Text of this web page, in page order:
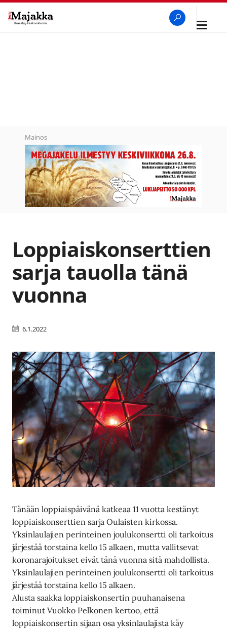
Avaa
Mainos
Loppiaiskonserttien
sarja tauolla tänä
vuonna
6.1.2022
Tänään loppiaispäivänä katkeaa 11 vuotta kestänyt
loppiaiskonserttien sarja Oulaisten kirkossa.
Yksinlaulajien perinteinen joulukonsertti oli tarkoitus
järjestää torstaina kello 15 alkaen, mutta vallitsevat
koronarajoitukset eivät tänä vuonna sitä mahdollista.
Yksinlaulajien perinteinen joulukonsertti oli tarkoitus
järjestää torstaina kello 15 alkaen.
Alusta saakka loppiaiskonsertin puuhanaisena
toiminut Vuokko Pelkonen kertoo, että
loppiaiskonsertin sijaan osa yksinlaulajista käy